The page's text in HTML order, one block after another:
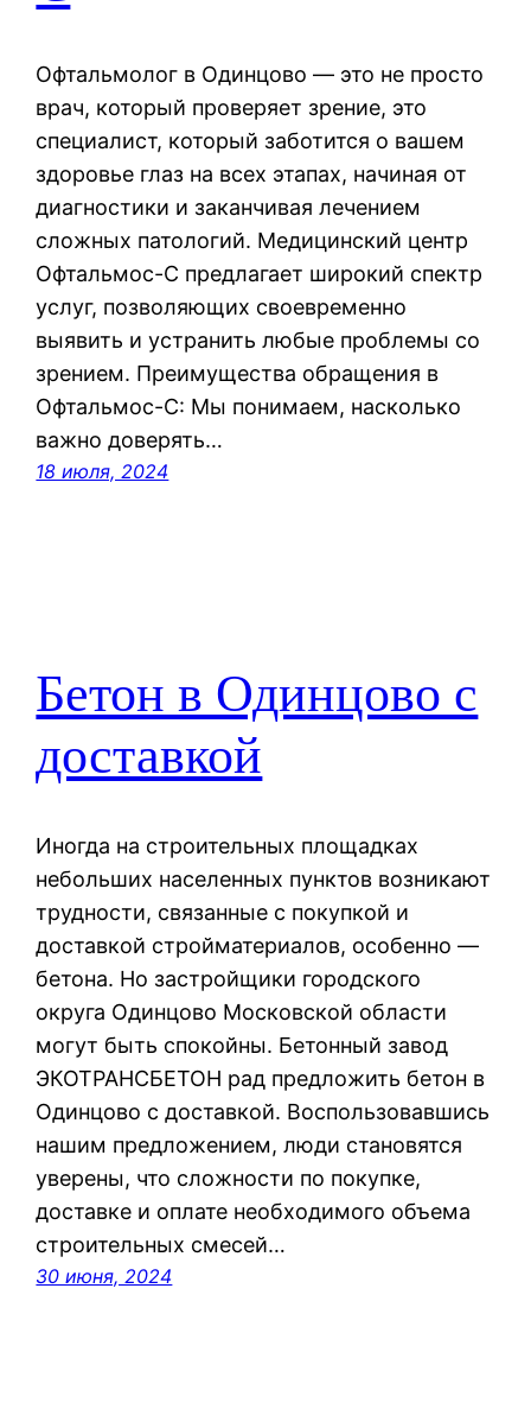
Офтальмолог в Одинцово — это не просто
врач, который проверяет зрение, это
специалист, который заботится о вашем
здоровье глаз на всех этапах, начиная от
диагностики и заканчивая лечением
сложных патологий. Медицинский центр
Офтальмос-С предлагает широкий спектр
услуг, позволяющих своевременно
выявить и устранить любые проблемы со
зрением. Преимущества обращения в
Офтальмос-С: Мы понимаем, насколько
важно доверять…
18 июля, 2024
Бетон в Одинцово с
доставкой
Иногда на строительных площадках
небольших населенных пунктов возникают
трудности, связанные с покупкой и
доставкой стройматериалов, особенно —
бетона. Но застройщики городского
округа Одинцово Московской области
могут быть спокойны. Бетонный завод
ЭКОТРАНСБЕТОН рад предложить бетон в
Одинцово с доставкой. Воспользовавшись
нашим предложением, люди становятся
уверены, что сложности по покупке,
доставке и оплате необходимого объема
строительных смесей…
30 июня, 2024